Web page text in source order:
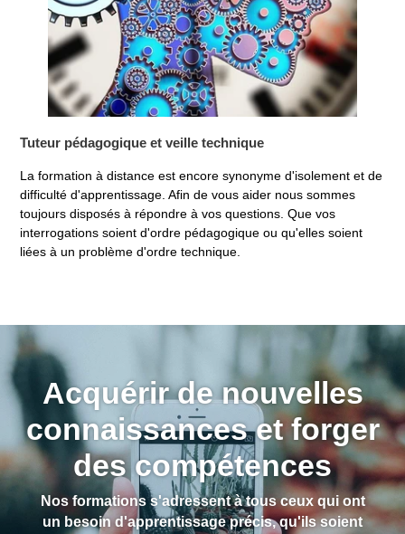
Tuteur pédagogique et veille technique
La formation à distance est encore synonyme d'isolement et de
difficulté d'apprentissage. Afin de vous aider nous sommes
toujours disposés à répondre à vos questions. Que vos
interrogations soient d'ordre pédagogique ou qu'elles soient
liées à un problème d'ordre technique.
Acquérir de nouvelles
connaissances et forger
des compétences
Nos formations s'adressent à tous ceux qui ont
un besoin d'apprentissage précis, qu'ils soient